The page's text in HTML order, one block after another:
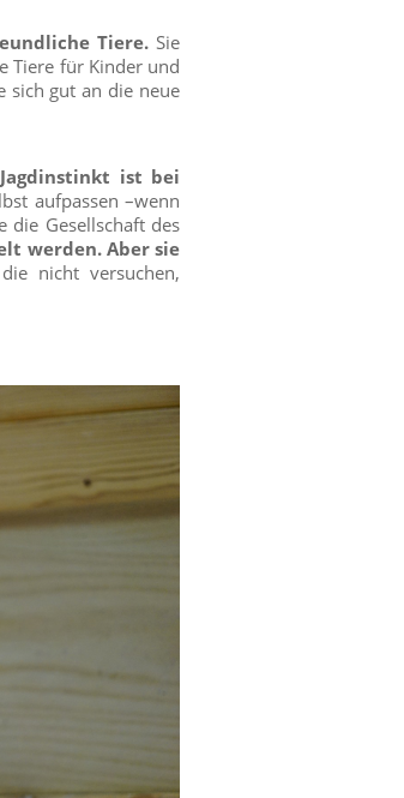
Tiere. Sie
Tiere für Kinder und
sich gut an die neue
ist bei
aufpassen –wenn
die Gesellschaft des
werden. Aber sie
nicht versuchen,